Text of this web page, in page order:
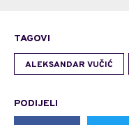
TAGOVI
ALEKSANDAR VUČIĆ
PODIJELI